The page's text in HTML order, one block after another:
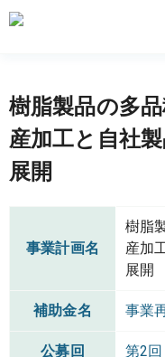
樹脂製品の多
産加工と自社
展開
事業計画名
樹脂
産加
展開
補助金名 事業
公募回 第2回